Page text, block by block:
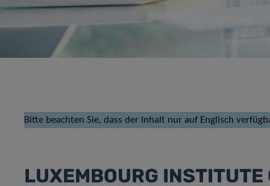
Bitte beachten Sie, dass der Inhalt nur auf Englisch
LUXEMBOURG